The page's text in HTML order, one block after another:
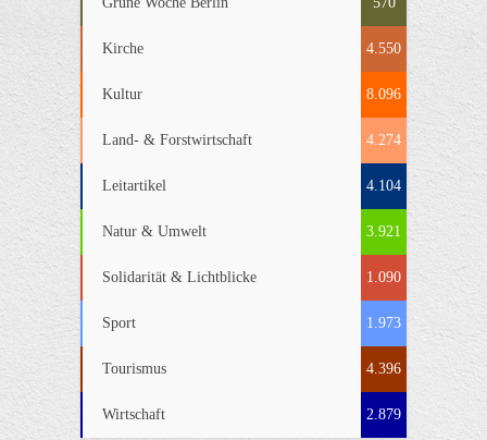
Kirche 4.550
Kultur 8.096
Land- & Forstwirtschaft 4.274
Leitartikel 4.104
Natur & Umwelt 3.921
Solidarität & Lichtblicke 1.090
Sport 1.973
Tourismus 4.396
Wirtschaft 2.879